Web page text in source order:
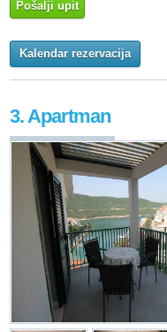
Pošalji upit
Kalendar rezervacija
3. Apartman